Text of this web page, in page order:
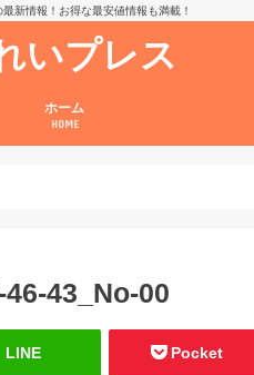
新情報！お得な最安値情報も満載！
いプレス
ホーム
HOME
43_No-00
LINE Pocket